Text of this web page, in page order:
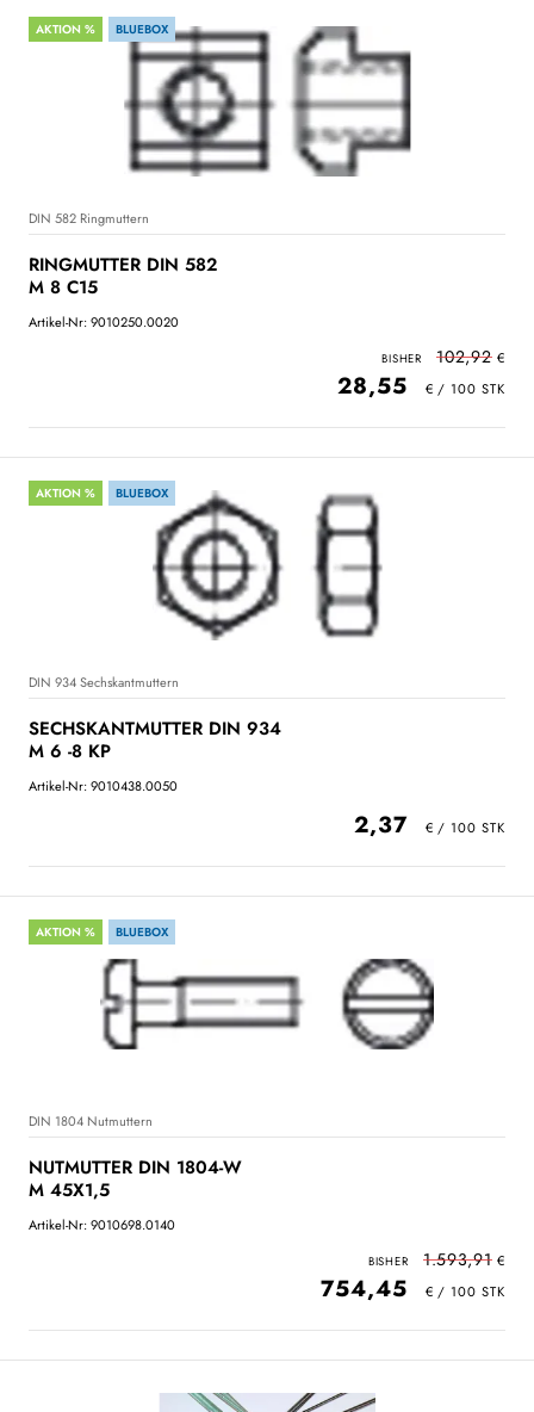
AKTION % BLUEBOX
DIN 582 Ringmuttern
RINGMUTTER DIN 582
M 8 C15
Artikel-Nr: 9010250.0020
102,92
28,55
AKTION % BLUEBOX
DIN 934 Sechskantmuttern
SECHSKANTMUTTER DIN 934
M 6 -8 KP
Artikel-Nr: 9010438.0050
2,37
AKTION % BLUEBOX
DIN 1804 Nutmuttern
NUTMUTTER DIN 1804-W
M 45X1,5
Artikel-Nr: 9010698.0140
1.593,91
754,45